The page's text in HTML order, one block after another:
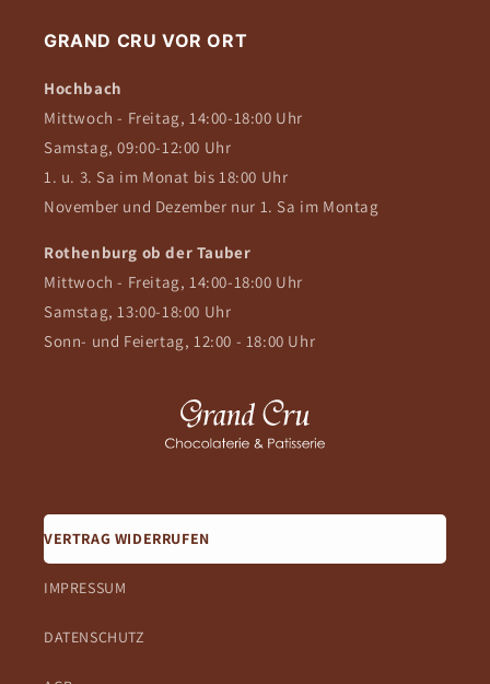
GRAND CRU VOR ORT
Hochbach
Mittwoch - Freitag, 14:00-18:00 Uhr
Samstag, 09:00-12:00 Uhr
1. u. 3. Sa im Monat bis 18:00 Uhr
November und Dezember nur 1. Sa im Montag
Rothenburg ob der Tauber
Mittwoch - Freitag, 14:00-18:00 Uhr
Samstag, 13:00-18:00 Uhr
Sonn- und Feiertag, 12:00 - 18:00 Uhr
VERTRAG WIDERRUFEN
IMPRESSUM
DATENSCHUTZ